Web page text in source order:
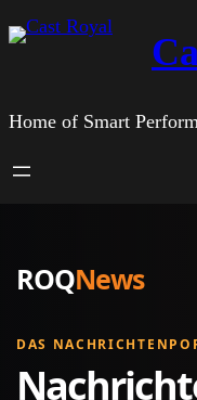
Zum
Home of Smart
ROQNews
DAS